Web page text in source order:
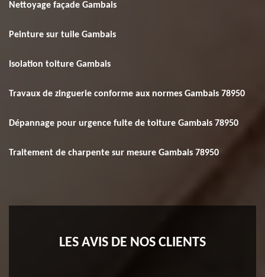
Nettoyage façade Gambais
Peinture sur tuile Gambais
Isolation toiture Gambais
Travaux de zinguerie conforme aux normes Gambais 78950
Dépannage pour urgence fuite de toiture Gambais 78950
Traitement de charpente sur mesure Gambais 78950
LES AVIS DE NOS CLIENTS